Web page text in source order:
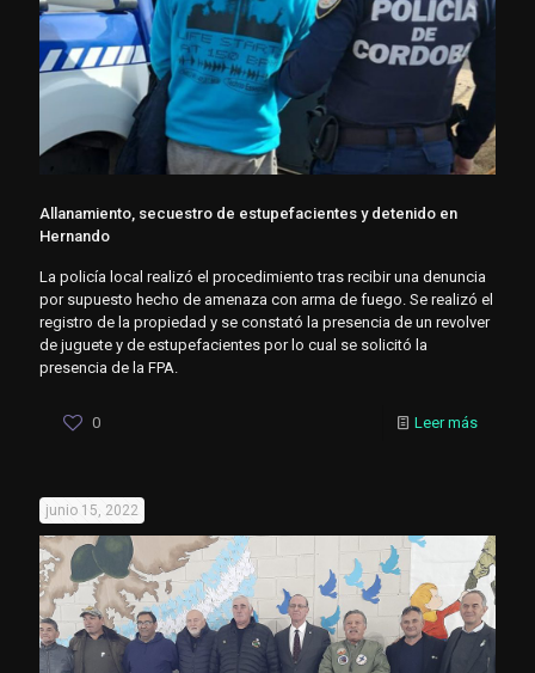
Allanamiento, secuestro de estupefacientes y detenido en
Hernando
La policía local realizó el procedimiento tras recibir una denuncia
por supuesto hecho de amenaza con arma de fuego. Se realizó el
registro de la propiedad y se constató la presencia de un revolver
de juguete y de estupefacientes por lo cual se solicitó la
presencia de la FPA.
0 Leer más
junio 15, 2022